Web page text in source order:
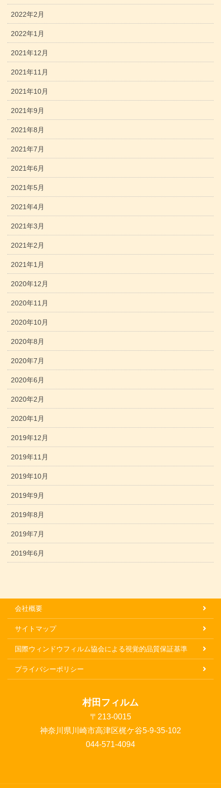
2022年2月
2022年1月
2021年12月
2021年11月
2021年10月
2021年9月
2021年8月
2021年7月
2021年6月
2021年5月
2021年4月
2021年3月
2021年2月
2021年1月
2020年12月
2020年11月
2020年10月
2020年8月
2020年7月
2020年6月
2020年2月
2020年1月
2019年12月
2019年11月
2019年10月
2019年9月
2019年8月
2019年7月
2019年6月
会社概要
サイトマップ
国際ウィンドウフィルム協会による視覚的品質保証基準
プライバシーポリシー
村田フィルム
〒213-0015
神奈川県川崎市高津区梶ケ谷5-9-35-102
044-571-4094